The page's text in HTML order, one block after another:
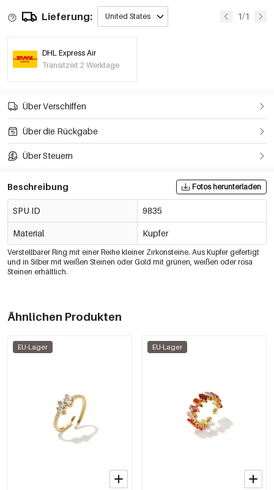
Lieferung: United States 1/1
DHL Express Air
Transitzeit 2 Werktage
Über Verschiffen
Über die Rückgabe
Über Steuern
Beschreibung Fotos herunterladen
SPU ID 9835
Material Kupfer
Verstellbarer Ring mit einer Reihe kleiner Zirkonsteine. Aus Kupfer gefertigt
und in Silber mit weißen Steinen oder Gold mit grünen, weißen oder rosa
Steinen erhältlich.
Ähnlichen Produkten
EU-Lager EU-Lager